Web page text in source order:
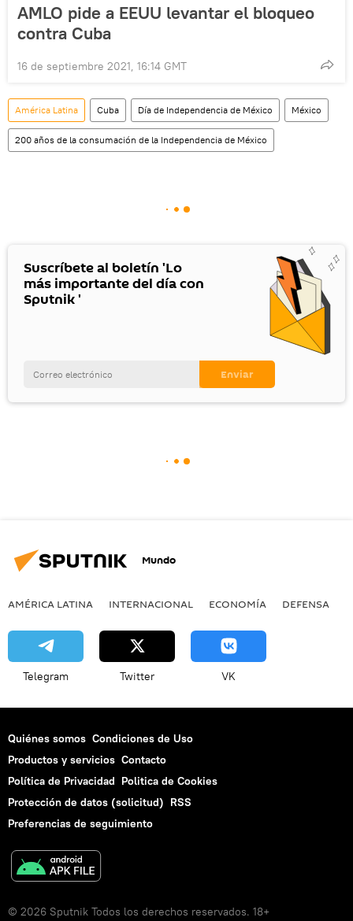
AMLO pide a EEUU levantar el bloqueo
contra Cuba
16 de septiembre 2021, 16:14 GMT
América Latina Cuba Día de Independencia de México México
200 años de la consumación de la Independencia de México
Suscríbete al boletín 'Lo
más importante del día con
Sputnik '
Mundo
AMÉRICA LATINA INTERNACIONAL ECONOMÍA DEFENSA
Telegram Twitter VK
Quiénes somos Condiciones de Uso
Productos y servicios Contacto
Política de Privacidad Politica de Cookies
Protección de datos (solicitud) RSS
Preferencias de seguimiento
© 2026 Sputnik Todos los derechos reservados. 18+